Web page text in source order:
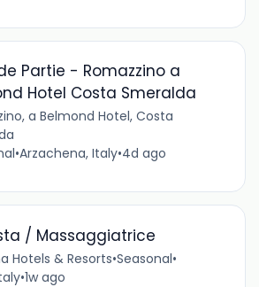
Partie - Romazzino a
Hotel Costa Smeralda
a Belmond Hotel, Costa
•Arzachena, Italy•4d ago
/ Massaggiatrice
Hotels & Resorts•Seasonal•
•1w ago